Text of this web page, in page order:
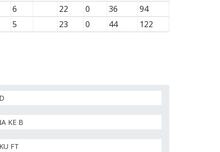
6 22 0 36
94
5 23 0 44 122
KE B
FT